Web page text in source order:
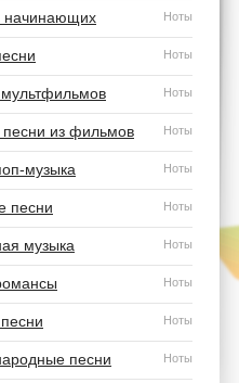
начинающих Ноты
Ноты
Ноты
из фильмов Ноты
музыка Ноты
песни Ноты
музыка Ноты
Ноты
Ноты
песни Ноты